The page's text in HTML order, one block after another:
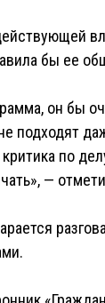
бы ее
он бы
подходят
по
—